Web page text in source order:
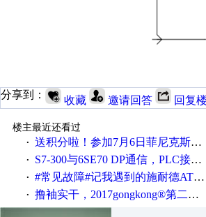
分享到： 收藏 邀请回答 回复
楼主最近还看过
· 送积分啦！参加7月6日菲尼克斯在线研讨会即得
· S7-300与6SE70 DP通信，PLC接收到数据不稳定
· #常见故障#记我遇到的施耐德ATV12变频器故障
· 撸袖实干，2017gongkong®第二届智造工程师节正式起航！